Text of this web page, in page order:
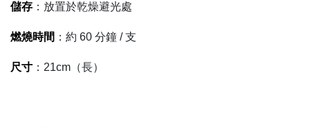
儲存 ：放置於乾燥避光處
燃燒時間 ：約 60 分鐘 / 支
尺寸 ：21cm（長）